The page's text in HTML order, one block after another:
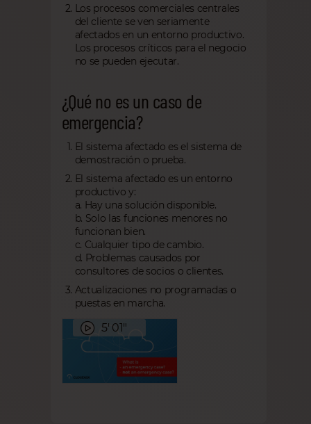
Los procesos comerciales centrales
del cliente se ven seriamente
afectados en un entorno productivo.
Los procesos críticos para el negocio
no se pueden ejecutar.
¿Qué no es un caso de
emergencia?
El sistema afectado es el sistema de
demostración o prueba.
El sistema afectado es un entorno
productivo y:
a. Hay una solución disponible.
b. Solo las funciones menores no
funcionan bien.
c. Cualquier tipo de cambio.
d. Problemas causados por
consultores de socios o clientes.
Actualizaciones no programadas o
puestas en marcha.
5' 01"